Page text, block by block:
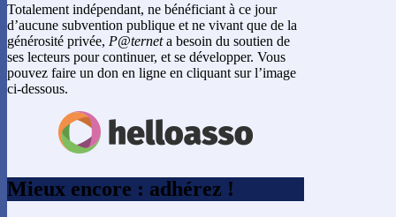
Totalement indépendant, ne bénéficiant à ce jour
d’aucune subvention publique et ne vivant que de la
générosité privée, P@terneta besoin du soutien de
ses lecteurs pour continuer, et se développer. Vous
pouvez faire un don en ligne en cliquant sur l’image
ci-dessous.
Mieux encore : adhérez !